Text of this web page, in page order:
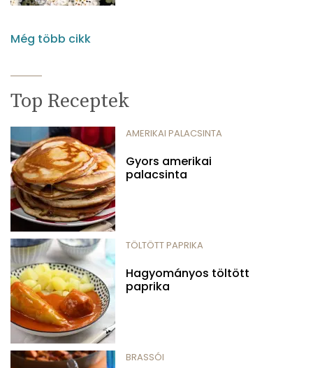
Még több cikk
Top Receptek
AMERIKAI PALACSINTA
Gyors amerikai
palacsinta
TÖLTÖTT PAPRIKA
Hagyományos töltött
paprika
BRASSÓI